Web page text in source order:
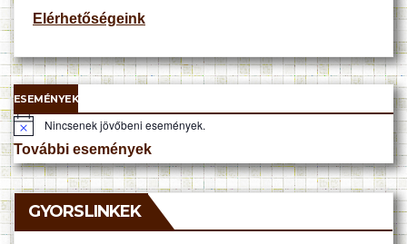
Elérhetőségeink
ESEMÉNYEK
N
o
t
i
c
e
Nincsenek jövőbeni események.
További események
GYORSLINKEK